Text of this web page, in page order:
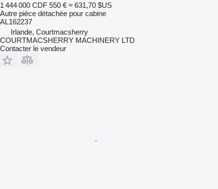
1 444 000 CDF 550 € ≈ 631,70 $US
Autre pièce détachée pour cabine
AL162237
Irlande, Courtmacsherry
COURTMACSHERRY MACHINERY LTD
Contacter le vendeur